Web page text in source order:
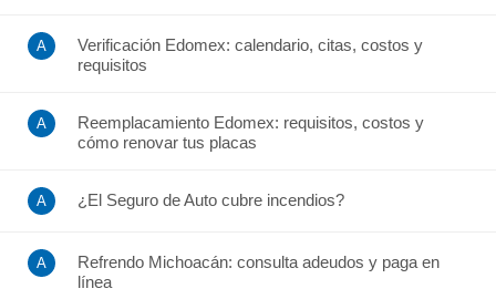
Verificación Edomex: calendario, citas, costos y
requisitos
Reemplacamiento Edomex: requisitos, costos y
cómo renovar tus placas
¿El Seguro de Auto cubre incendios?
Refrendo Michoacán: consulta adeudos y paga en
línea